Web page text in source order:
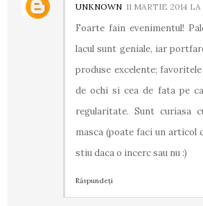
UNKNOWN 11 MARTIE 2014
Foarte fain evenimentul!
lacul sunt geniale, iar
produse excelente;
de ochi si cea de fata pe
regularitate. Sunt curiasa
masca (poate faci un articol
stiu daca o incerc sau nu :)
Răspundeți